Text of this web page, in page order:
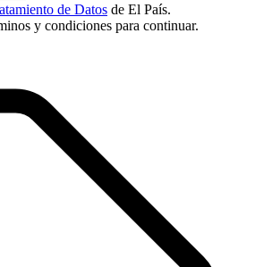
de Datos de El País.
y condiciones para continuar.